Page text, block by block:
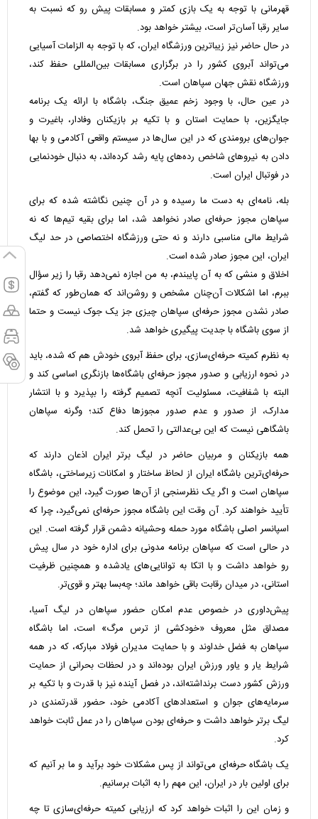
قهرمانی با توجه به یک بازی کمتر و مسابقات پیش‌ رو که نسبت به
سایر رقبا آسان‌تر است، بیشتر خواهد بود.
در حال حاضر نیز زیباترین ورزشگاه ایران، که با توجه به الزامات آسیایی
می‌تواند آبروی کشور را در برگزاری مسابقات بین‌المللی حفظ کند،
ورزشگاه نقش جهان سپاهان است.
در عین حال، با وجود زخم عمیق جنگ، باشگاه با ارائه یک برنامه
جایگزین، با حمایت استان و با تکیه بر بازیکنان وفادار، باغیرت و
جوان‌های برومندی که در این سال‌ها در سیستم واقعی آکادمی و با بها
دادن به نیروهای شاخص رده‌های پایه رشد کرده‌اند، به دنبال خودنمایی
در فوتبال ایران است.
بله، نامه‌ای به دست ما رسیده و در آن چنین نگاشته شده که برای
سپاهان مجوز حرفه‌ای صادر نخواهد شد، اما برای بقیه تیم‌ها که نه
شرایط مالی مناسبی دارند و نه حتی ورزشگاه اختصاصی در حد لیگ
ایران، این مجوز صادر شده است.
اخلاق و منشی که به آن پایبندم، به من اجازه نمی‌دهد رقبا را زیر سؤال
ببرم، اما اشکالات آن‌چنان مشخص و روشن‌اند که همان‌طور که گفتم،
صادر نشدن مجوز حرفه‌ای سپاهان چیزی جز یک جوک نیست و حتما
از سوی باشگاه با جدیت پیگیری خواهد شد.
به نظرم کمیته حرفه‌ای‌سازی، برای حفظ آبروی خودش هم که شده، باید
در نحوه ارزیابی و صدور مجوز حرفه‌ای باشگاه‌ها بازنگری اساسی کند و
البته با شفافیت، مسئولیت آنچه تصمیم گرفته را بپذیرد و با انتشار
مدارک، از صدور و عدم صدور مجوزها دفاع کند؛ وگرنه سپاهان
باشگاهی نیست که این بی‌عدالتی را تحمل کند.
همه بازیکنان و مربیان حاضر در لیگ برتر ایران اذعان دارند که
حرفه‌ای‌ترین باشگاه ایران از لحاظ ساختار و امکانات زیرساختی، باشگاه
سپاهان است و اگر یک نظرسنجی از آن‌ها صورت گیرد، این موضوع را
تأیید خواهند کرد. آن وقت این باشگاه مجوز حرفه‌ای نمی‌گیرد، چرا که
اسپانسر اصلی باشگاه مورد حمله وحشیانه دشمن قرار گرفته است. این
در حالی است که سپاهان برنامه مدونی برای اداره خود در سال پیش‌
رو خواهد داشت و با اتکا به توانایی‌های یادشده و همچنین ظرفیت
استانی، در میدان رقابت باقی خواهد ماند؛ چه‌بسا بهتر و قوی‌تر.
پیش‌داوری در خصوص عدم امکان حضور سپاهان در لیگ آسیا،
مصداق مثل معروف «خودکشی از ترس مرگ» است، اما باشگاه
سپاهان به فضل خداوند و با حمایت مدیران فولاد مبارکه، که در همه
شرایط یار و یاور ورزش ایران بوده‌اند و در لحظات بحرانی از حمایت
ورزش کشور دست برنداشته‌اند، در فصل آینده نیز با قدرت و با تکیه بر
سرمایه‌های جوان و استعدادهای آکادمی خود، حضور قدرتمندی در
لیگ برتر خواهد داشت و حرفه‌ای بودن سپاهان را در عمل ثابت خواهد
کرد.
یک باشگاه حرفه‌ای می‌تواند از پس مشکلات خود برآید و ما بر آنیم که
برای اولین بار در ایران، این مهم را به اثبات برسانیم.
و زمان این را اثبات خواهد کرد که ارزیابی کمیته حرفه‌ای‌سازی تا چه